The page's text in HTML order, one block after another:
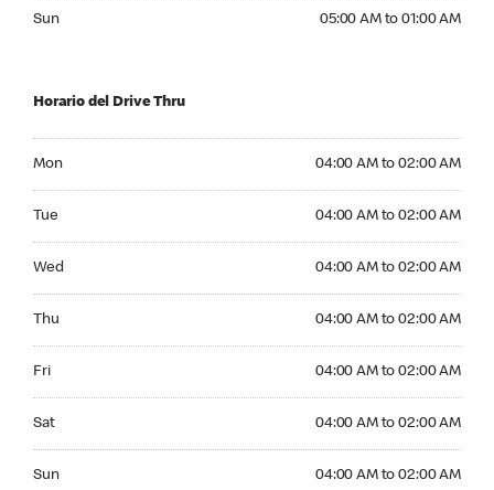
Sun 05:00 AM to 01:00 AM
Horario del Drive Thru
Mon 04:00 AM to 02:00 AM
Tue 04:00 AM to 02:00 AM
Wed 04:00 AM to 02:00 AM
Thu 04:00 AM to 02:00 AM
Fri 04:00 AM to 02:00 AM
Sat 04:00 AM to 02:00 AM
Sun 04:00 AM to 02:00 AM